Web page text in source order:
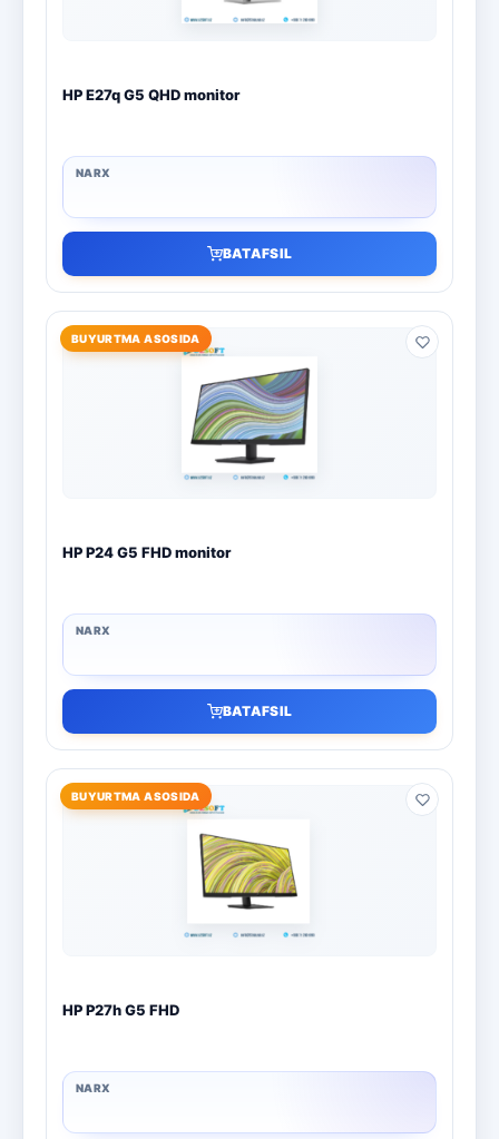
HP E27q G5 QHD monitor
BATAFSIL
BUYURTMA ASOSIDA
HP P24 G5 FHD monitor
BATAFSIL
BUYURTMA ASOSIDA
HP P27h G5 FHD